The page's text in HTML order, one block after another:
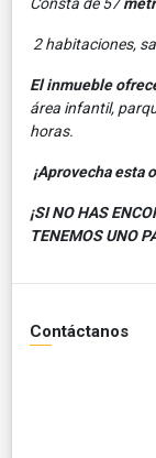
2 habitaciones,
El inmueble
área infantil,
horas.
¡Aprovecha esta
¡SI NO HAS
TENEMOS UNO
Contáctanos